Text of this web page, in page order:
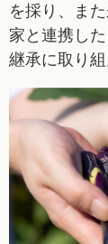
を採り、ま
家と連携し
継承に取り組